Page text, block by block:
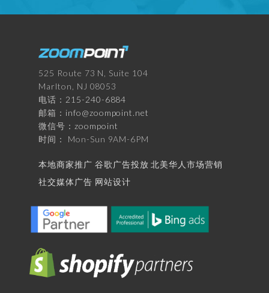
525 Route 73 N, Suite 104
Marlton, NJ 08053
电话： 215-240-6884
邮箱： info@zoompoint.net
微信号： zoompoint
时间： Mon-Sun 9AM-6PM
本地商家推广 谷歌广告投放 北美华人市场营销
社交媒体广告 网站设计